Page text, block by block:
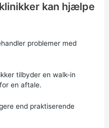
kan hjælpe
problemer med
tilbyder en walk-in
en aftale.
end praktiserende